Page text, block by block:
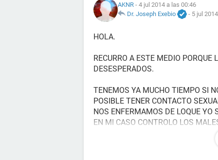
AKNR - 4 jul 2014 a las 00:46
Dr. Joseph Exebio
- 5 jul
HOLA.
RECURRO A ESTE MEDIO
DESESPERADOS.
TENEMOS YA MUCHO TIEMPO SI
POSIBLE TENER CONTACTO
NOS ENFERMAMOS DE LOQUE YO
EN MI CASO CONTROLO LOS
EMPIEZA A ESCORIAR LLEGA EL